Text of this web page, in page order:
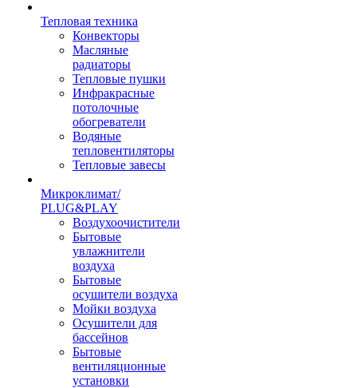
Тепловая техника
Конвекторы
Масляные
радиаторы
Тепловые пушки
Инфракрасные
потолочные
обогреватели
Водяные
тепловентиляторы
Тепловые завесы
Микроклимат/
PLUG&PLAY
Воздухоочистители
Бытовые
увлажнители
воздуха
Бытовые
осушители воздуха
Мойки воздуха
Осушители для
бассейнов
Бытовые
вентиляционные
установки